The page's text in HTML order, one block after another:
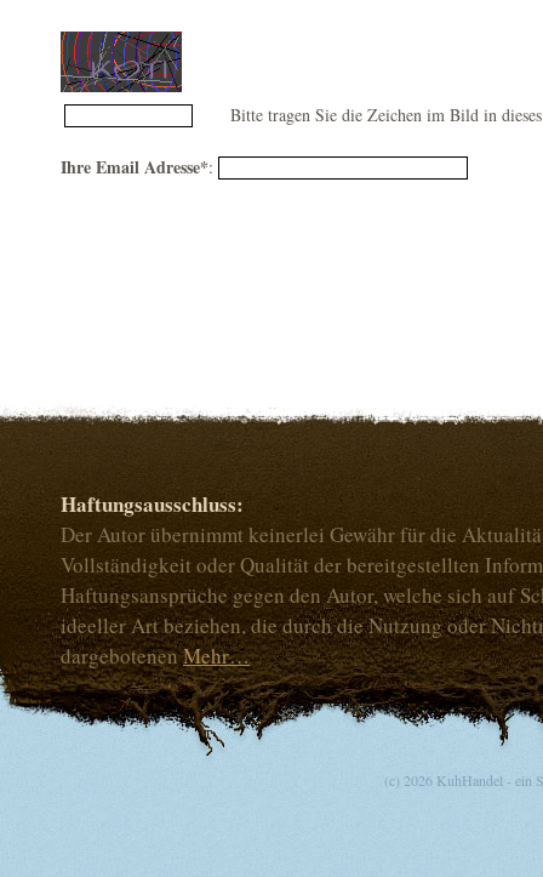
Bitte tragen Sie die Zeichen im Bild in
Ihre Email Adresse*:
Haftungsausschluss:
Der Autor übernimmt keinerlei Gewähr für die
Vollständigkeit oder Qualität der bereitgestellten
Haftungsansprüche gegen den Autor, welche sich auf
ideeller Art beziehen, die durch die Nutzung oder
dargebotenenMehr…
(c) 2026 KuhHandel - ein